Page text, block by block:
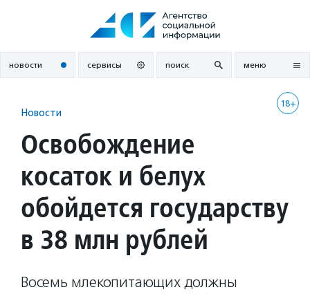
новости сервисы поиск меню
18+
Новости
Освобождение
косаток и белух
обойдется государству
в 38 млн рублей
Восемь млекопитающих должны